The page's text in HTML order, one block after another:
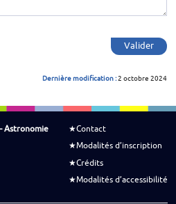
Valider
Dernière modification :2 octobre 2024
Astronomie
Contact
Modalités d’inscription
Crédits
Modalités d’accessibilité